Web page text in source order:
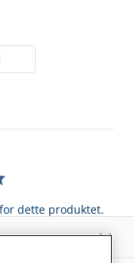
dette produktet.